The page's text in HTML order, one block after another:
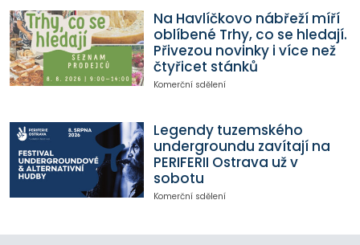
Na Havlíčkovo nábřeží míří
oblíbené Trhy, co se hledají.
Přivezou novinky i více než
čtyřicet stánků
Komerční sdělení
Legendy tuzemského
undergroundu zavítají na
PERIFERII Ostrava už v
sobotu
Komerční sdělení